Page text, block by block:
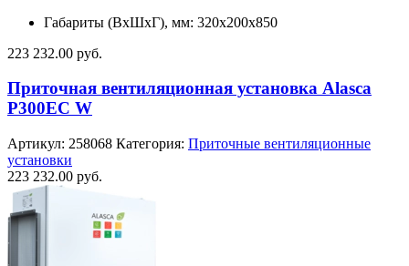
Габариты (ВхШхГ), мм: 320x200x850
223 232.00 руб.
Приточная вентиляционная установка Alasca
P300EC W
Артикул: 258068 Категория: Приточные вентиляционные
установки
223 232.00 руб.